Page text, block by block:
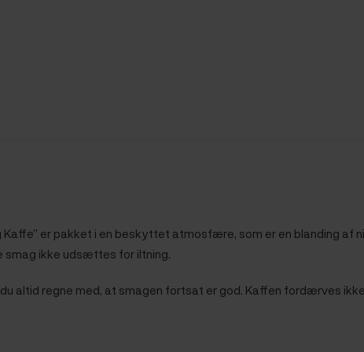
er pakket i en beskyttet atmosfære, som er en blanding
ikke udsættes for iltning.
altid regne med, at smagen fortsat er god. Kaffen fordærves